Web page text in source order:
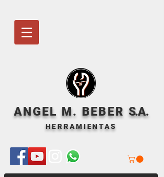
ANGEL M. BEBER S.A.
HERRAMIENTAS